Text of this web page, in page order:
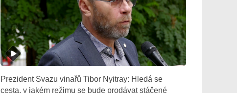
Prezident Svazu vinařů Tibor Nyitray: Hledá se
cesta, v jakém režimu se bude prodávat stáčené